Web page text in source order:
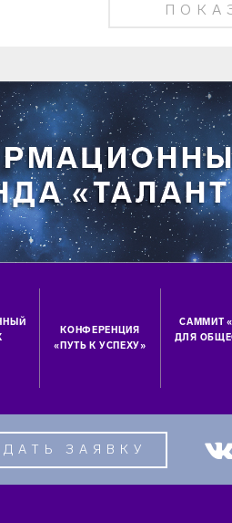
КОНФЕРЕНЦИЯ
«ПУТЬ К УСПЕХУ»
САММИТ
ДЛЯ
ЗАЯВКУ